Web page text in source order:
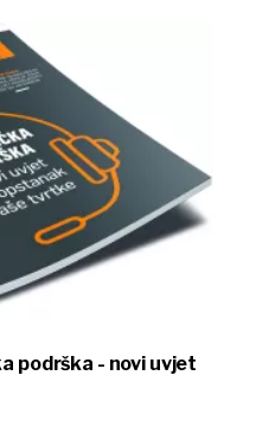
podrška - novi uvjet